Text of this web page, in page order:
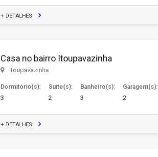
+ DETALHES
Casa no bairro Itoupavazinha
Itoupavazinha
Dormitório(s):
3
Suíte(s):
2
Banheiro(s):
3
Garagem(s):
2
+ DETALHES